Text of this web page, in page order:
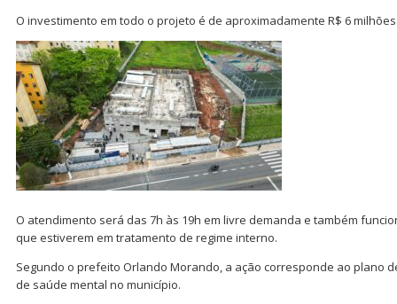
O investimento em todo o projeto é de aproximadamente R$ 6
O atendimento será das 7h às 19h em livre demanda e também
que estiverem em tratamento de regime interno.
Segundo o prefeito Orlando Morando, a ação corresponde ao plano
de saúde mental no município.